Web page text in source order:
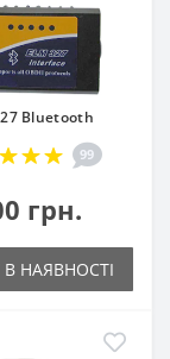
Bluetooth
99
грн.
НАЯВНОСТІ